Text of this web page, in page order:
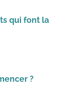
qui font la
?